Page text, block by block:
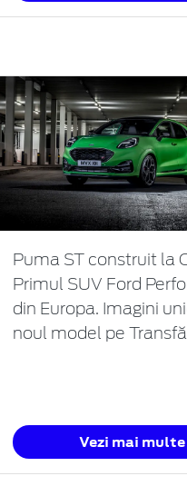
Puma ST construit la
Primul SUV Ford
din Europa. Imagini
noul model pe
Vezi mai multe